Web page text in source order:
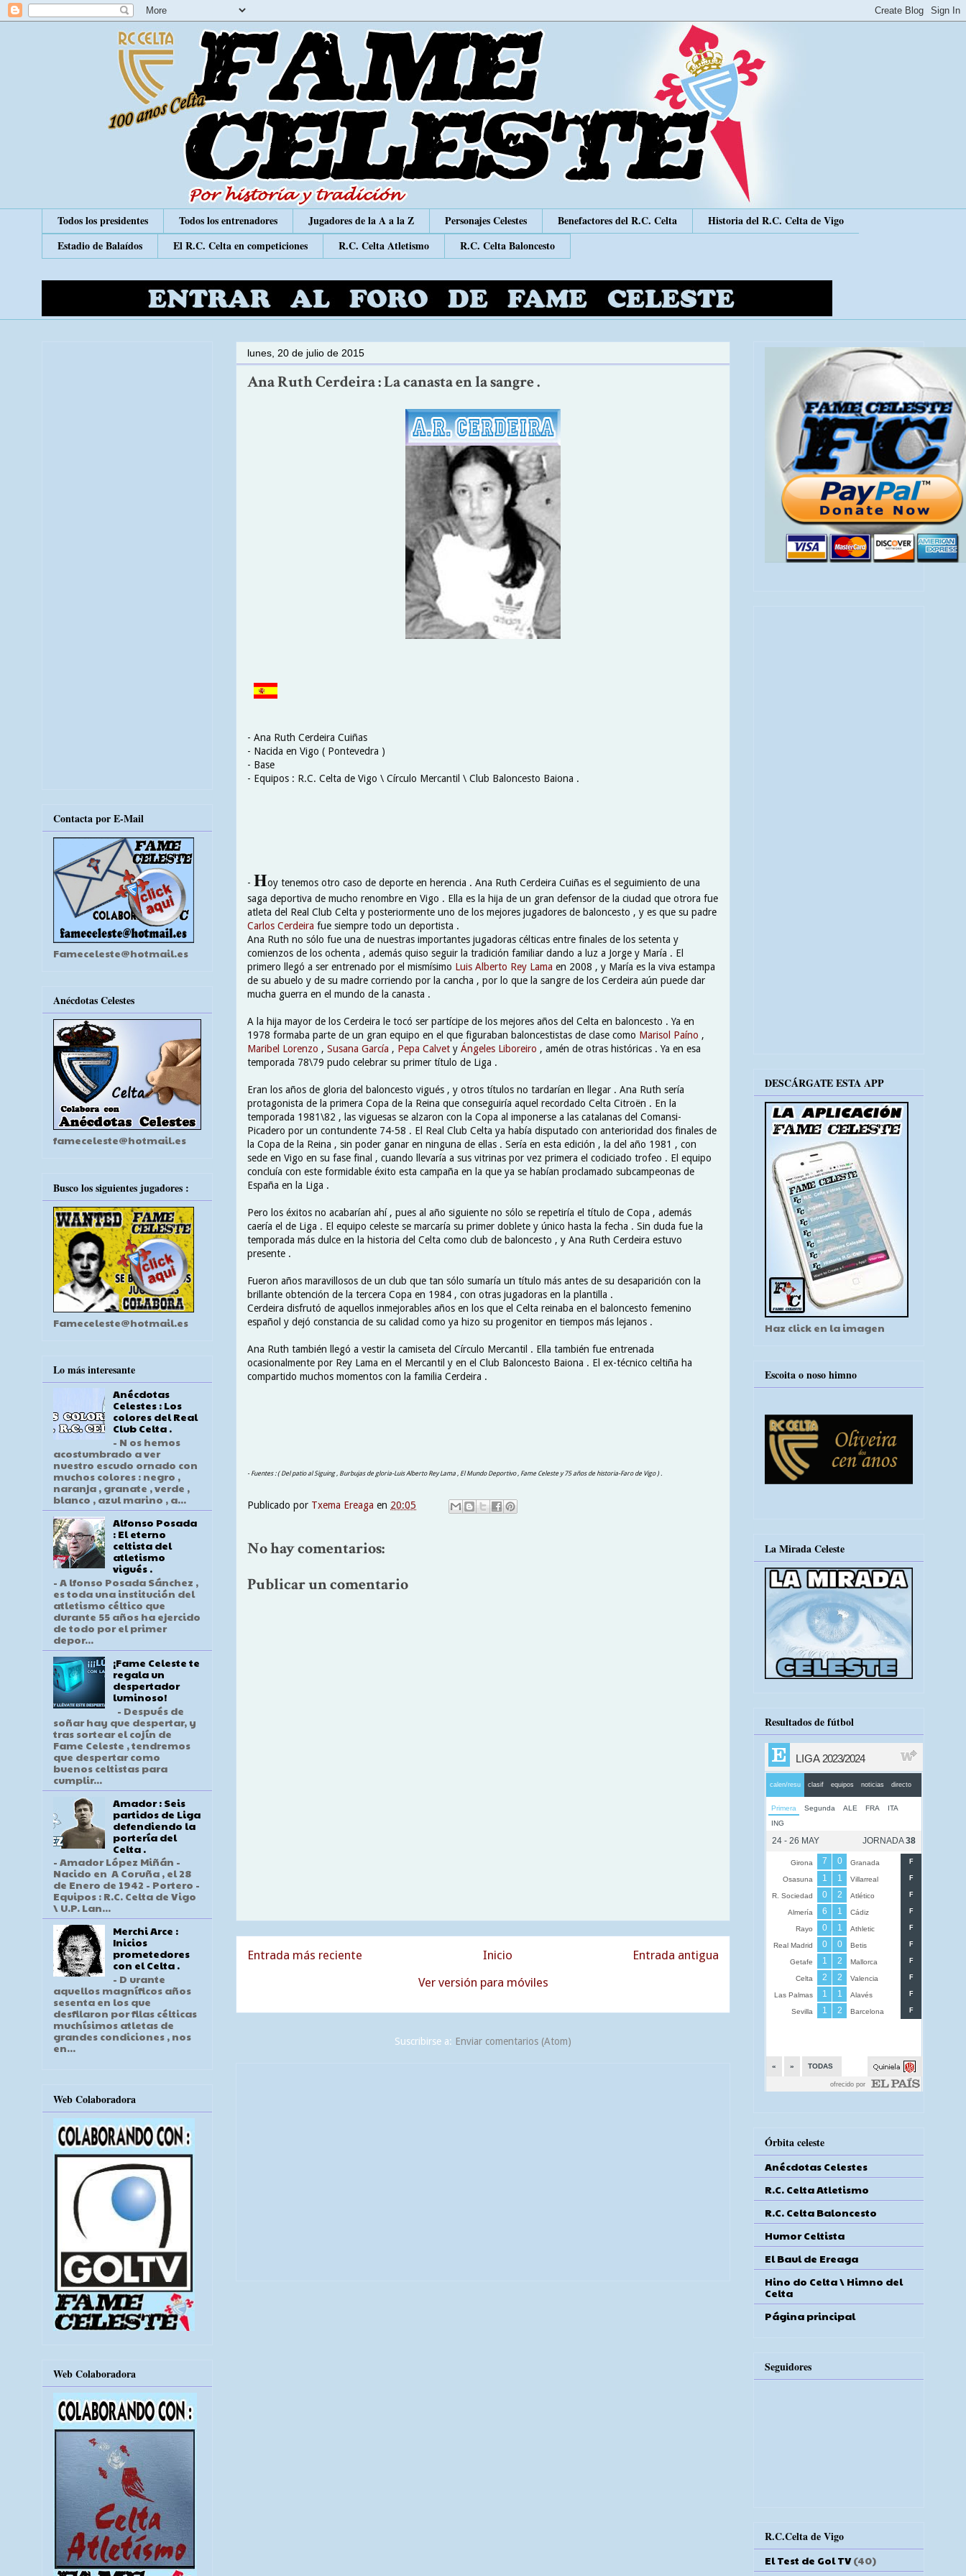
Todos los presidentes Todos los entrenadores Jugadores de la A a la Z Personajes Celestes Benefactores del R.C. Celta
Historia del R.C. Celta de Vigo
Estadio de Balaídos
El R.C. Celta en competiciones R.C. Celta Atletismo R.C. Celta Baloncesto
lunes, 20 de julio de 2015
Ana Ruth Cerdeira : La canasta en la sangre .
- Ana Ruth Cerdeira Cuiñas
- Nacida en Vigo ( Pontevedra )
- Base
- Equipos : R.C. Celta de Vigo \ Círculo Mercantil \ Club Baloncesto Baiona .
- Hoy tenemos otro caso de deporte en herencia . Ana Ruth Cerdeira Cuiñas es el seguimiento de una
saga deportiva de mucho renombre en Vigo . Ella es la hija de un gran defensor de la ciudad que otrora fue
atleta del Real Club Celta y posteriormente uno de los mejores jugadores de baloncesto , y es que su padre
Carlos Cerdeira fue siempre todo un deportista .
Ana Ruth no sólo fue una de nuestras importantes jugadoras célticas entre finales de los setenta y
comienzos de los ochenta , además quiso seguir la tradición familiar dando a luz a Jorge y María . El
primero llegó a ser entrenado por el mismísimo Luis Alberto Rey Lama en 2008 , y María es la viva estampa
de su abuelo y de su madre corriendo por la cancha , por lo que la sangre de los Cerdeira aún puede dar
mucha guerra en el mundo de la canasta .
A la hija mayor de los Cerdeira le tocó ser partícipe de los mejores años del Celta en baloncesto . Ya en
1978 formaba parte de un gran equipo en el que figuraban baloncestistas de clase como Marisol Paíno ,
Maribel Lorenzo , Susana García , Pepa Calvet y Ángeles Liboreiro , amén de otras históricas . Ya en esa
temporada 78\79 pudo celebrar su primer título de Liga .
Eran los años de gloria del baloncesto vigués , y otros títulos no tardarían en llegar . Ana Ruth sería
protagonista de la primera Copa de la Reina que conseguiría aquel recordado Celta Citroën . En la
temporada 1981\82 , las viguesas se alzaron con la Copa al imponerse a las catalanas del Comansi-
Picadero por un contundente 74-58 . El Real Club Celta ya había disputado con anterioridad dos finales de
la Copa de la Reina , sin poder ganar en ninguna de ellas . Sería en esta edición , la del año 1981 , con
sede en Vigo en su fase final , cuando llevaría a sus vitrinas por vez primera el codiciado trofeo . El equipo
concluía con este formidable éxito esta campaña en la que ya se habían proclamado subcampeonas de
España en la Liga .
Pero los éxitos no acabarían ahí , pues al año siguiente no sólo se repetiría el título de Copa , además
caería el de Liga . El equipo celeste se marcaría su primer doblete y único hasta la fecha . Sin duda fue la
temporada más dulce en la historia del Celta como club de baloncesto , y Ana Ruth Cerdeira estuvo
presente .
Fueron años maravillosos de un club que tan sólo sumaría un título más antes de su desaparición con la
brillante obtención de la tercera Copa en 1984 , con otras jugadoras en la plantilla .
Cerdeira disfrutó de aquellos inmejorables años en los que el Celta reinaba en el baloncesto femenino
español y dejó constancia de su calidad como ya hizo su progenitor en tiempos más lejanos .
Ana Ruth también llegó a vestir la camiseta del Círculo Mercantil . Ella también fue entrenada
ocasionalmente por Rey Lama en el Mercantil y en el Club Baloncesto Baiona . El ex-técnico celtiña ha
compartido muchos momentos con la familia Cerdeira .
- Fuentes : ( Del patio al Siguing , Burbujas de gloria-Luis Alberto Rey Lama , El Mundo Deportivo , Fame Celeste y 75 años de historia-Faro de Vigo ) .
Publicado por Txema Ereaga en 20:05
No hay comentarios:
Publicar un comentario
Entrada más reciente Entrada antigua
Inicio
Ver versión para móviles
Suscribirse a: Enviar comentarios (Atom)
Contacta por E-Mail
Fameceleste@hotmail.es
Anécdotas Celestes
fameceleste@hotmail.es
Busco los siguientes jugadores :
Fameceleste@hotmail.es
Lo más interesante
Anécdotas
Celestes : Los
colores del Real
Club Celta .
- N os hemos
acostumbrado a ver
nuestro escudo ornado con
muchos colores : negro ,
naranja , granate , verde ,
blanco , azul marino , a...
Alfonso Posada
: El eterno
celtista del
atletismo
vigués .
- A lfonso Posada Sánchez ,
es toda una institución del
atletismo céltico que
durante 55 años ha ejercido
de todo por el primer
depor...
¡Fame Celeste te
regala un
despertador
luminoso!
- Después de
soñar hay que despertar, y
tras sortear el cojín de
Fame Celeste , tendremos
que despertar como
buenos celtistas para
cumplir...
Amador : Seis
partidos de Liga
defendiendo la
portería del
Celta .
- Amador López Miñán -
Nacido en A Coruña , el 28
de Enero de 1942 - Portero -
Equipos : R.C. Celta de Vigo
\ U.P. Lan...
Merchi Arce :
Inicios
prometedores
con el Celta .
- D urante
aquellos magníficos años
sesenta en los que
desfilaron por filas célticas
muchísimos atletas de
grandes condiciones , nos
en...
Web Colaboradora
Web Colaboradora
DESCÁRGATE ESTA APP
Haz click en la imagen
Escoita o noso himno
La Mirada Celeste
Resultados de fútbol
Órbita celeste
Anécdotas Celestes
R.C. Celta Atletismo
R.C. Celta Baloncesto
Humor Celtista
El Baul de Ereaga
Hino do Celta \ Himno del
Celta
Página principal
Seguidores
R.C.Celta de Vigo
El Test de Gol TV (40)